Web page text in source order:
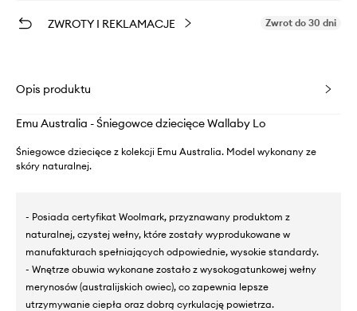
ZWROTY I REKLAMACJE Zwrot do 30 dni
Opis produktu
Emu Australia - Śniegowce dziecięce Wallaby Lo
Śniegowce dziecięce z kolekcji Emu Australia. Model wykonany ze
skóry naturalnej.
- Posiada certyfikat Woolmark, przyznawany produktom z
naturalnej, czystej wełny, które zostały wyprodukowane w
manufakturach spełniających odpowiednie, wysokie standardy.
- Wnętrze obuwia wykonane zostało z wysokogatunkowej wełny
merynosów (australijskich owiec), co zapewnia lepsze
utrzymywanie ciepła oraz dobrą cyrkulację powietrza.